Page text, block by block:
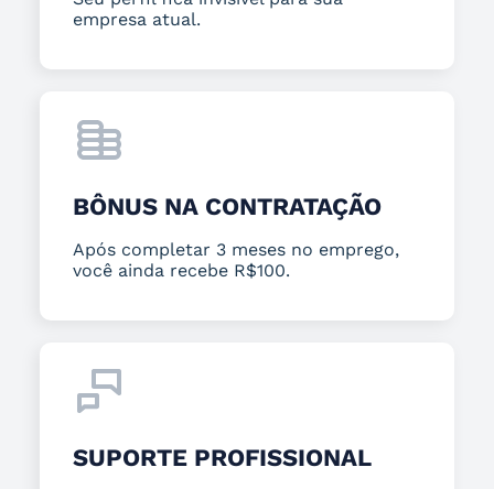
empresa atual.
BÔNUS NA CONTRATAÇÃO
Após completar 3 meses no emprego,
você ainda recebe R$100.
SUPORTE PROFISSIONAL